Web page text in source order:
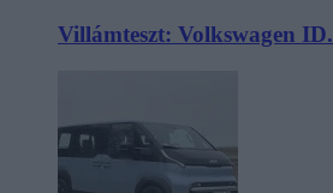
Villámteszt: Volkswagen